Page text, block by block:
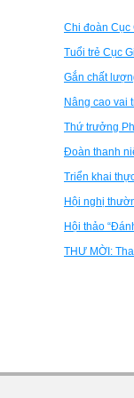
Chi đoàn Cục
Tuổi trẻ Cục
Gắn chất
Nâng cao vai
Thứ trưởng
Đoàn thanh
Triển khai
Hội nghị
Hội thảo
THƯ MỜI: